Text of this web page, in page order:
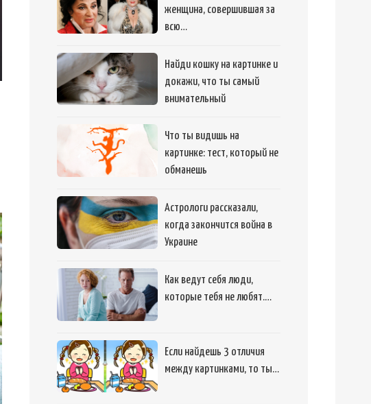
женщина, совершившая за
всю…
Найди кошку на картинке и
докажи, что ты самый
внимательный
Что ты видишь на
картинке: тест, который не
обманешь
Астрологи рассказали,
когда закончится война в
Украине
Как ведут себя люди,
которые тебя не любят.…
Если найдешь 3 отличия
между картинками, то ты…